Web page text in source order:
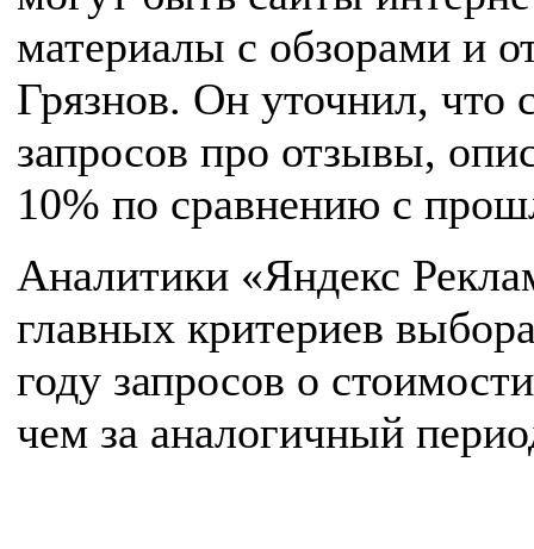
материалы с обзорами и
Грязнов. Он уточнил, что
запросов про отзывы,
10% по сравнению с
Аналитики «Яндекс
главных критериев
году запросов о
чем за аналогичный